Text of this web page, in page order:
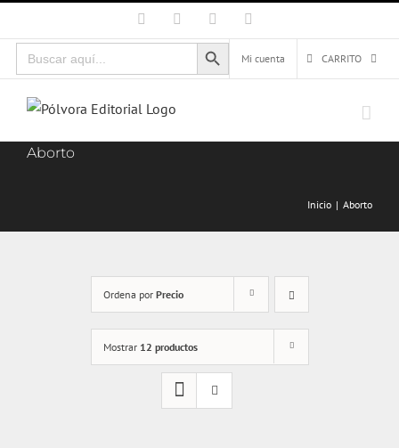
al
contenido
Facebook Instagram
Buscar:
Botón de búsqueda
Mi cuenta
CARRITO
Aborto
Inicio Aborto
Ordena por Precio
Mostrar 12 productos